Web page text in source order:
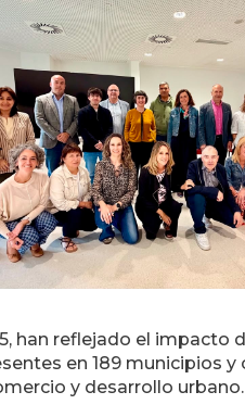
han reflejado el impacto
en 189 municipios y
y desarrollo urbano.